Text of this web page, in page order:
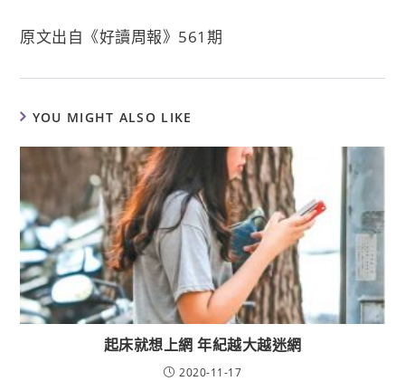
原文出自《好讀周報》561期
YOU MIGHT ALSO LIKE
起床就想上網 年紀越大越迷網
2020-11-17